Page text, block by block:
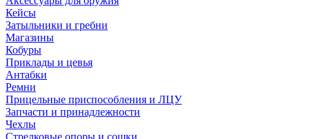
Кейсы
Затыльники и гребни
Магазины
Кобуры
Приклады и цевья
Антабки
Ремни
Прицельные приспособления и ЛЦУ
Запчасти и принадлежности
Чехлы
Стрелковые опоры и сошки